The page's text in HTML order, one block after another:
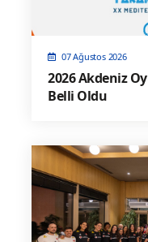
07 Ağustos 2026
2026 Akdeniz
Belli Oldu